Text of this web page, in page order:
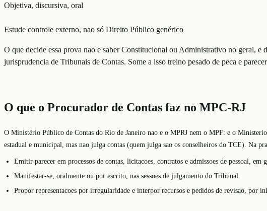
Objetiva, discursiva, oral
Estude controle externo, nao só Direito Público genérico
O que decide essa prova nao e saber Constitucional ou Administrativo no geral,
jurisprudencia de Tribunais de Contas. Some a isso treino pesado de peca e
O que o Procurador de Contas faz no MPC-RJ
O Ministério Público de Contas do Rio de Janeiro nao e o MPRJ nem o MPF: e o
estadual e municipal, mas nao julga contas (quem julga sao os conselheiros do TCE). Na
Emitir parecer em processos de contas, licitacoes, contratos e admissoes de pessoal, em
Manifestar-se, oralmente ou por escrito, nas sessoes de julgamento do Tribunal.
Propor representacoes por irregularidade e interpor recursos e pedidos de revisao, por